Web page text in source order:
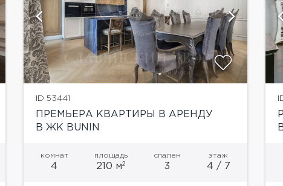
ID 53441
ПРЕМЬЕРА КВАРТИРЫ В АРЕНДУ
В ЖК BUNIN
комнат
4
площадь
210 м2
спален
3
этаж
4 / 7
показать ещё 25 фотографий